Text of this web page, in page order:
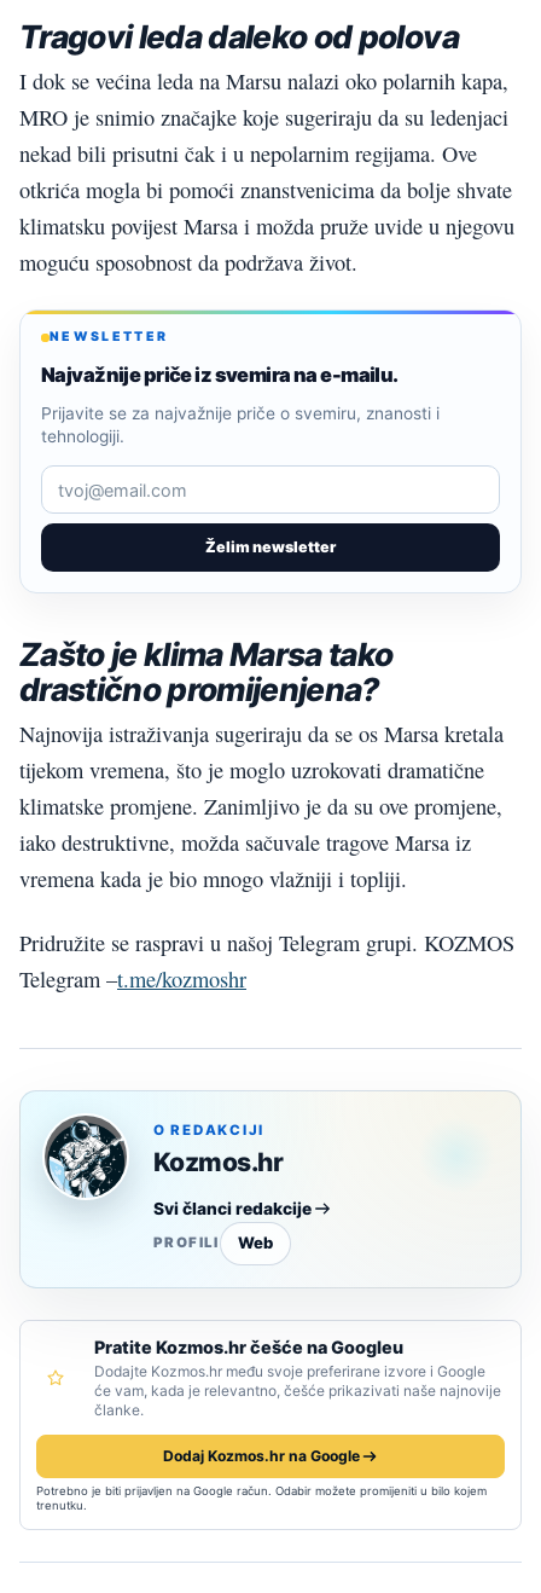
Tragovi leda daleko od polova
I dok se većina leda na Marsu nalazi oko polarnih kapa,
MRO je snimio značajke koje sugeriraju da su ledenjaci
nekad bili prisutni čak i u nepolarnim regijama. Ove
otkrića mogla bi pomoći znanstvenicima da bolje shvate
klimatsku povijest Marsa i možda pruže uvide u njegovu
moguću sposobnost da podržava život.
NEWSLETTER
Najvažnije priče iz svemira na e-mailu.
Želim newsletter
Prijavite se za najvažnije priče o svemiru, znanosti i
tehnologiji.
Zašto je klima Marsa tako
drastično promijenjena?
Najnovija istraživanja sugeriraju da se os Marsa kretala
tijekom vremena, što je moglo uzrokovati dramatične
klimatske promjene. Zanimljivo je da su ove promjene,
iako destruktivne, možda sačuvale tragove Marsa iz
vremena kada je bio mnogo vlažniji i topliji.
Pridružite se raspravi u našoj Telegram grupi. KOZMOS
Telegram –t.me/kozmoshr
O REDAKCIJI
Kozmos.hr
Svi članci redakcije
PROFILI Web
Pratite Kozmos.hr češće na Googleu
Dodajte Kozmos.hr među svoje preferirane izvore i Google
će vam, kada je relevantno, češće prikazivati naše najnovije
članke.
Dodaj Kozmos.hr na Google
Potrebno je biti prijavljen na Google račun. Odabir možete promijeniti u bilo kojem
trenutku.